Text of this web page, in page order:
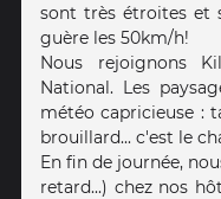
sont très étroites et
guère les 50km/h!
Nous rejoignons
National. Les
météo capricieuse :
brouillard... c'est le
En fin de journée,
retard...) chez nos